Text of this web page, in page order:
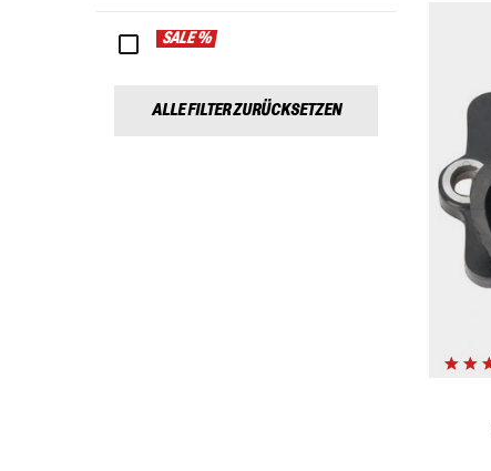
SALE %
ALLE FILTER ZURÜCKSETZEN